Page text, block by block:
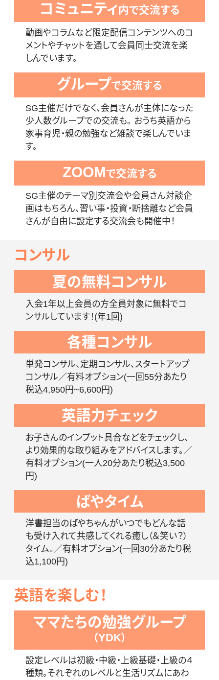
コミュニティ 内で交流する
動画やコラムなど限定配信コンテンツへのコ
メントやチャットを通して会員同士交流を楽
しんでいます。
グループで交流する
SG主催だけでなく、会員さんが主体になった
少人数グループでの交流も。 おうち英語から
家事育児・親の勉強など雑談で楽しんでいま
す。
ZOOMで交流する
SG主催のテーマ別交流会や会員さん対談企
画はもちろん、習い事・投資・断捨離など会員
さんが自由に設定する交流会も開催中！
コンサル
夏の無料コンサル
入会1年以上会員の方全員対象に無料でコ
ンサルしています！(年1回)
各種コンサル
単発コンサル、定期コンサル、スタートアップ
コンサル／有料オプション(一回55分あたり
税込4,950円~6,600円)
英語力チェック
お子さんのインプット具合などをチェックし、
より効果的な取り組みをアドバイスします。／
有料オプション(一人20分あたり税込3,500
円)
ばやタイム
洋書担当のばやちゃんがいつでもどんな話
も受け入れて共感してくれる癒し（＆笑い？）
タイム。／有料オプション(一回30分あたり税
込1,100円)
英語を楽しむ！
ママたちの勉強グループ
（YDK）
設定レベルは初級・中級・上級基礎・上級の４
種類。それぞれのレベルと生活リズムにあわ